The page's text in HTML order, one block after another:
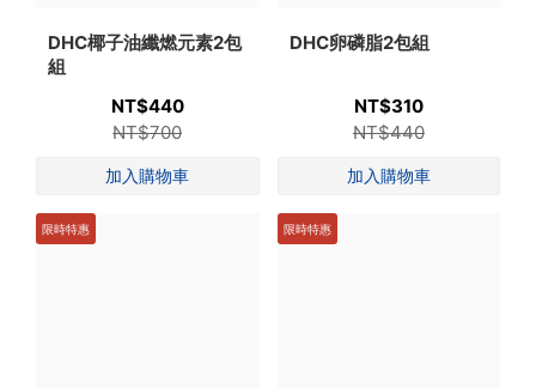
DHC椰子油纖燃元素2包
組
NT$440
NT$700
DHC卵磷脂2包組
NT$310
NT$440
限時特惠 限時特惠